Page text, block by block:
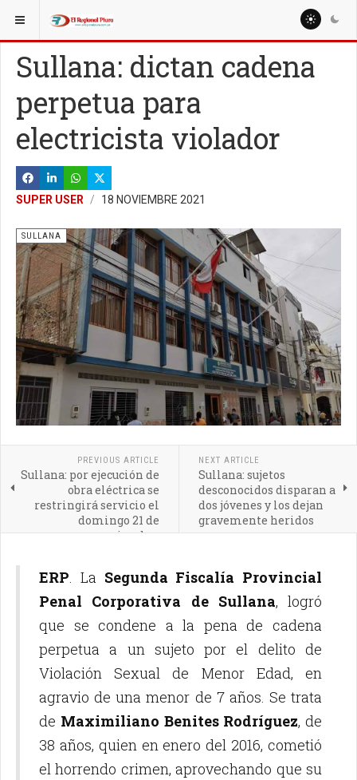
ESTÁ AQUÍ: LOCALES
Sullana: dictan cadena
perpetua para
electricista violador
SUPER USER 18 NOVIEMBRE 2021
SULLANA
PREVIOUS ARTICLE
Sullana: por ejecución de
obra eléctrica se
restringirá servicio el
domingo 21 de
noviembre
NEXT ARTICLE
Sullana: sujetos
desconocidos disparan a
dos jóvenes y los dejan
gravemente heridos
ERP. La Segunda Fiscalía Provincial
Penal Corporativa de Sullana, logró
que se condene a la pena de cadena
perpetua a un sujeto por el delito de
Violación Sexual de Menor Edad, en
agravio de una menor de 7 años. Se trata
de Maximiliano Benites Rodríguez, de
38 años, quien en enero del 2016, cometió
el horrendo crimen, aprovechando que su